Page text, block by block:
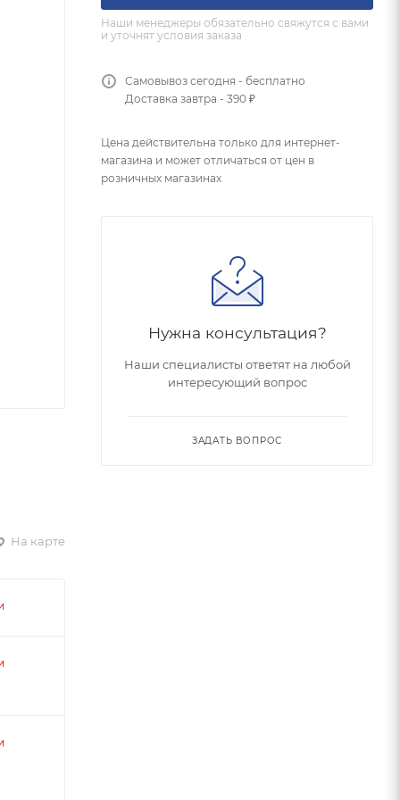
На карте
Наши менеджеры обязательно свяжутся с вами
и уточнят условия заказа
Самовывоз сегодня - бесплатно
Доставка завтра - 390 ₽
Цена действительна только для интернет-
магазина и может отличаться от цен в
розничных магазинах
Нужна консультация?
Наши специалисты ответят на любой
интересующий вопрос
ЗАДАТЬ ВОПРОС